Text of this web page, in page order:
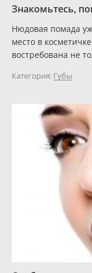
Знакомьтесь,
Нюдовая помада
место в
востребована не
Категория: Губы